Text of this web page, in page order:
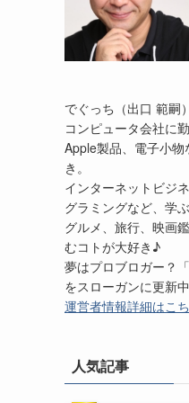
でぐっち（出口 範嗣）
コンピュータ会社に
Apple製品、電子小
き。
インターネットビジ
グラミングなど、学
グルメ、旅行、映画
むコトが大好き♪
夢はプロブロガー？
をスローガンに更新
運営者情報詳細はこ
人気記事